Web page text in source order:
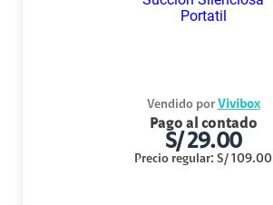
Vendido por Vivibox
Pago al contado
S/29.00
Precio regular: S/ 109.00